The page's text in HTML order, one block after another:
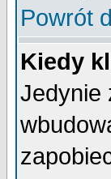
Powrót
Kiedy
Jedynie